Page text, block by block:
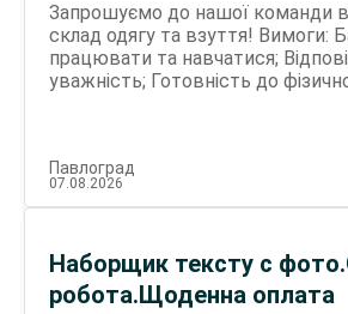
Запрошуємо до нашої команди
склад одягу та взуття! Вимоги: Бажання
працювати та навчатися; Відповідальність та
уважність; Готовність до фізичної роботи.
складської дисципліни. Якщо ви
активної роботи, телефонуйте
Павлоград
07.08.2026
Наборщик тексту с
робота.Щоденна оплата